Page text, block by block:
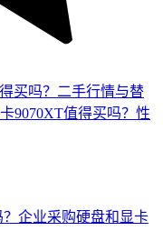
买吗？二手行情与替
9070XT值得买吗？性